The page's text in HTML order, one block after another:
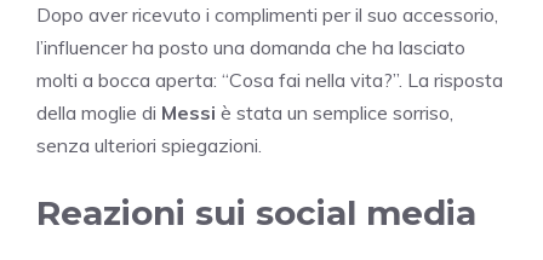
Dopo aver ricevuto i complimenti per il suo accessorio,
l’influencer ha posto una domanda che ha lasciato
molti a bocca aperta: “Cosa fai nella vita?”. La risposta
della moglie di Messi è stata un semplice sorriso,
senza ulteriori spiegazioni.
Reazioni sui social media